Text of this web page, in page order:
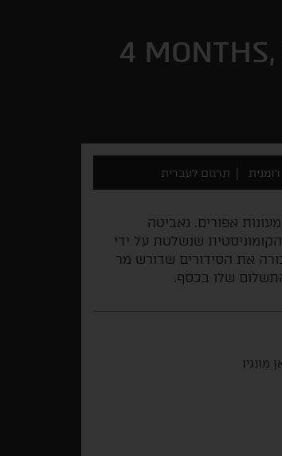
4
רומנית תרגום לעברית
במעונות אפורים. גאביטה
שנשלטת על ידי
את הסידורים שדורש מר
שלו בכסף.
מונגיו